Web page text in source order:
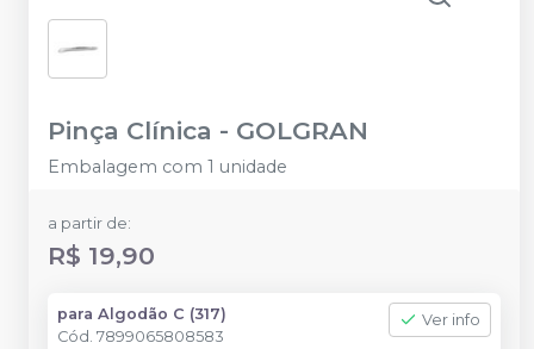
Pinça Clínica - GOLGRAN
Embalagem com 1 unidade
a partir de:
R$ 19,90
para Algodão C (317)
Cód. 7899065808583
Ver info